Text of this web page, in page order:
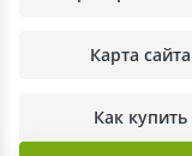
Карта сайта
Как купить